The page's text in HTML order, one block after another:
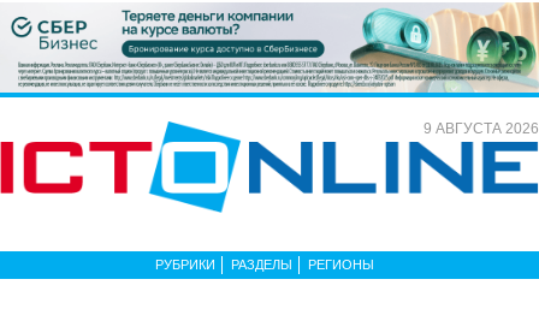
9 АВГУСТА 2026
РУБРИКИ РАЗДЕЛЫ РЕГИОНЫ